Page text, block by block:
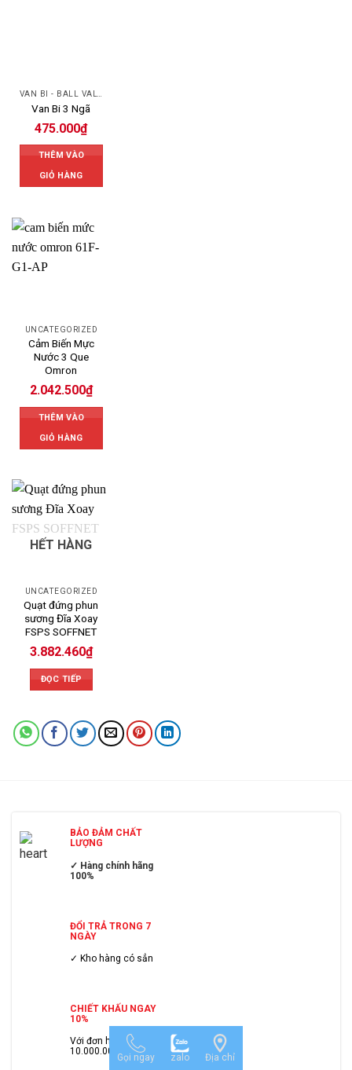
Van Bi 3 Ngã
475.000₫
THÊM VÀO
GIỎ HÀNG
UNCATEGORIZED
Cảm Biến Mực
Nước 3 Que
Omron
2.042.500₫
THÊM VÀO
GIỎ HÀNG
HẾT HÀNG
UNCATEGORIZED
Quạt đứng phun
sương Đĩa Xoay
FSPS SOFFNET
3.882.460₫
ĐỌC TIẾP
BẢO ĐẢM CHẤT
LƯỢNG
✓ Hàng chính hãng
100%
ĐỔI TRẢ TRONG 7
NGÀY
✓ Kho hàng có sẳn
CHIẾT KHẤU NGAY
10%
Với đơn hàng trên
10.000.000đ.
Gọi ngay zalo Địa chỉ